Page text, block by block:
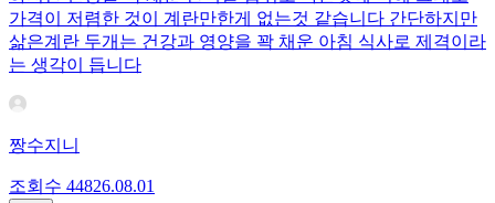
가격이 저렴한 것이 계란만한게 없는것 같습니다 간단하지만
삶은계란 두개는 건강과 영양을 꽉 채운 아침 식사로 제격이라
는 생각이 듭니다
짱수지니
조회수 44826.08.01